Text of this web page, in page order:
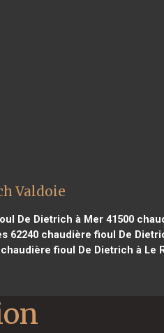
Valdoie
De Dietrich à Mer 41500
62240 chaudière fioul De
fioul De Dietrich à Le